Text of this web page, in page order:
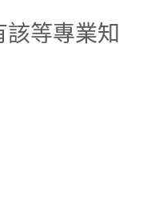
等專業知